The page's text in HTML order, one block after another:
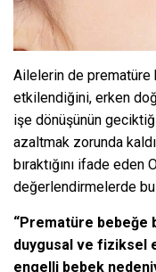
Ailelerin de
etkilendiğini, erken
işe dönüşünün
azaltmak zorunda
bıraktığını ifade eden
değerlendirmelerde
“Prematüre bebeğe
duygusal ve fiziksel
engelli bebek